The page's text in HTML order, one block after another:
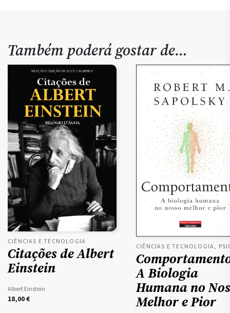
Também poderá gostar de…
CIÊNCIAS E TECNOLOGIA
Citações de Albert
Einstein
Albert Einstein
18,00€
A Biologia
Humana no
Melhor e Pior